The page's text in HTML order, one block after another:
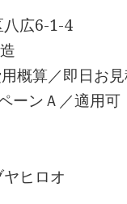
広6-1-4
概算／即日お見
ーンＡ／適用可
ヒロオ